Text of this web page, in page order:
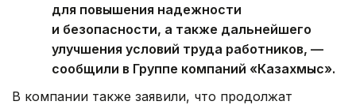
для повышения надежности
и безопасности, а также дальнейшего
улучшения условий труда работников, —
сообщили в Группе компаний «Казахмыс».
В компании также заявили, что продолжат